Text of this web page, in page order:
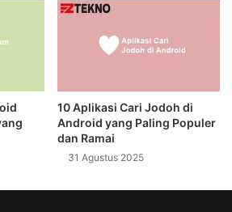
10 Aplikasi Cari Jodoh di
Android yang Paling Populer
dan Ramai
31 Agustus 2025